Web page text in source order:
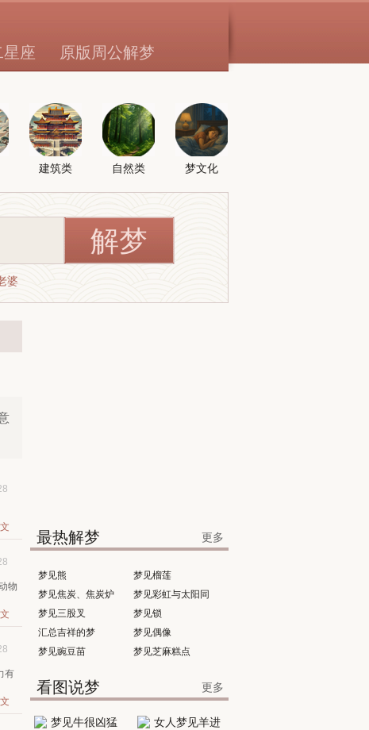
星座 原版周公解梦
建筑类 自然类 梦文化
婆
物
有
最热解梦 更多
梦见熊
梦见榴莲
梦见焦炭、焦炭炉
梦见彩虹与太阳同
时出现
梦见三股叉
梦见锁
汇总吉祥的梦
梦见偶像
梦见豌豆苗
梦见芝麻糕点
看图说梦 更多